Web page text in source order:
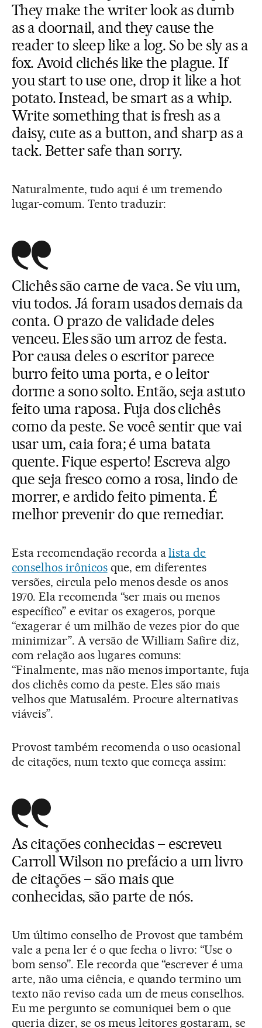
They make the writer look as dumb
as a doornail, and they cause the
reader to sleep like a log. So be sly as a
fox. Avoid clichés like the plague. If
you start to use one, drop it like a hot
potato. Instead, be smart as a whip.
Write something that is fresh as a
daisy, cute as a button, and sharp as a
tack. Better safe than sorry.
Naturalmente, tudo aqui é um tremendo
lugar-comum. Tento traduzir:
Clichês são carne de vaca. Se viu um,
viu todos. Já foram usados demais da
conta. O prazo de validade deles
venceu. Eles são um arroz de festa.
Por causa deles o escritor parece
burro feito uma porta, e o leitor
dorme a sono solto. Então, seja astuto
feito uma raposa. Fuja dos clichês
como da peste. Se você sentir que vai
usar um, caia fora; é uma batata
quente. Fique esperto! Escreva algo
que seja fresco como a rosa, lindo de
morrer, e ardido feito pimenta. É
melhor prevenir do que remediar.
Esta recomendação recorda alista de
conselhos irônicosque, em diferentes
versões, circula pelo menos desde os anos
1970. Ela recomenda “ser mais ou menos
específico” e evitar os exageros, porque
“exagerar é um milhão de vezes pior do que
minimizar”. A versão de William Safire diz,
com relação aos lugares comuns:
“Finalmente, mas não menos importante, fuja
dos clichês como da peste. Eles são mais
velhos que Matusalém. Procure alternativas
viáveis”.
Provost também recomenda o uso ocasional
de citações, num texto que começa assim:
As citações conhecidas – escreveu
Carroll Wilson no prefácio a um livro
de citações – são mais que
conhecidas, são parte de nós.
Um último conselho de Provost que também
vale a pena ler é o que fecha o livro: “Use o
bom senso”. Ele recorda que “escrever é uma
arte, não uma ciência, e quando termino um
texto não reviso cada um de meus conselhos.
Eu me pergunto se comuniquei bem o que
queria dizer, se os meus leitores gostaram, se